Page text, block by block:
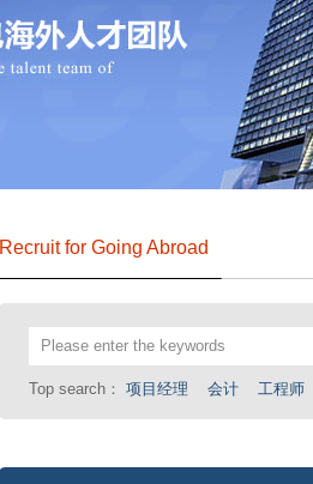
Recruit for Going Abroad
Top search： 项目经理 会计 工程师